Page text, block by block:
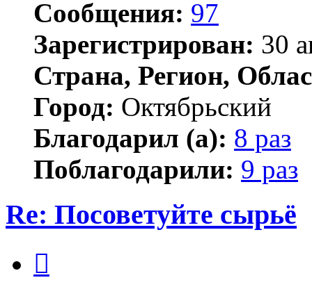
Сообщения: 97
Зарегистрирован: 30
Страна, Регион,
Город: Октябрьский
Благодарил (а): 8 раз
Поблагодарили: 9 раз
Re: Посоветуйте сырьё